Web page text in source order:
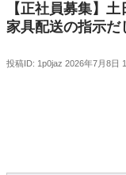
【正社員募集】
家具配送の指示だ
投稿ID: 1p0jaz 2026年7月8日